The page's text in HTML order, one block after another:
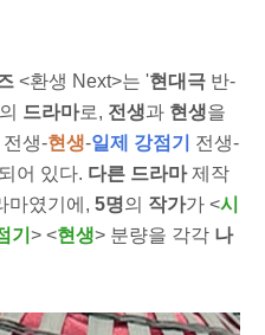
<환생 Next>는 '현대극 반-
드라마로, 전생과 현생을
전생-현생-일제 강점기
전생-
되어 있다. 다른 드라마제작
마였기에, 5명의 작가가 <시
기 > <현생> 분량을 각각 나